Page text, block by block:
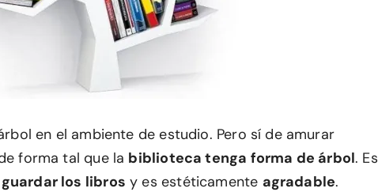
en el ambiente de estudio. Pero sí de amurar
forma tal que la biblioteca tenga forma de árbol. Es
los libros y es estéticamente agradable.